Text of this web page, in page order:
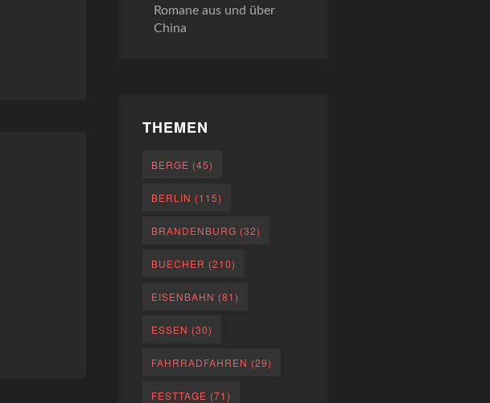
Romane aus und über
China
THEMEN
BERGE (45)
BERLIN (115)
BRANDENBURG (32)
BUECHER (210)
EISENBAHN (81)
ESSEN (30)
FAHRRADFAHREN (29)
FESTTAGE (71)